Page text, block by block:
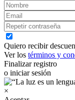
Quiero recibir
Ver los términos y
Finalizar registro
o iniciar sesión
×